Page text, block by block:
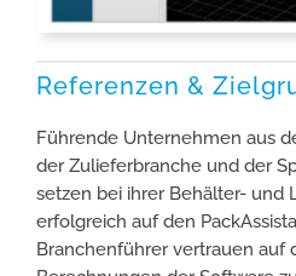
Referenzen &
Führende Unternehmen aus
der Zulieferbranche und der
setzen bei ihrer Behälter- und
erfolgreich auf den
Branchenführer vertrauen auf